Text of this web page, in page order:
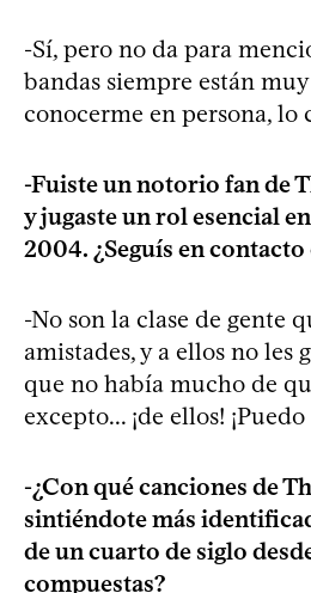
-Sí, pero no da para
bandas siempre están
conocerme en persona, lo
-Fuiste un notorio fan de
y jugaste un rol esencial
2004. ¿Seguís en
-No son la clase de gente
amistades, y a ellos no les
que no había mucho de
excepto... ¡de ellos!
-¿Con qué canciones de
sintiéndote más
de un cuarto de siglo
compuestas?